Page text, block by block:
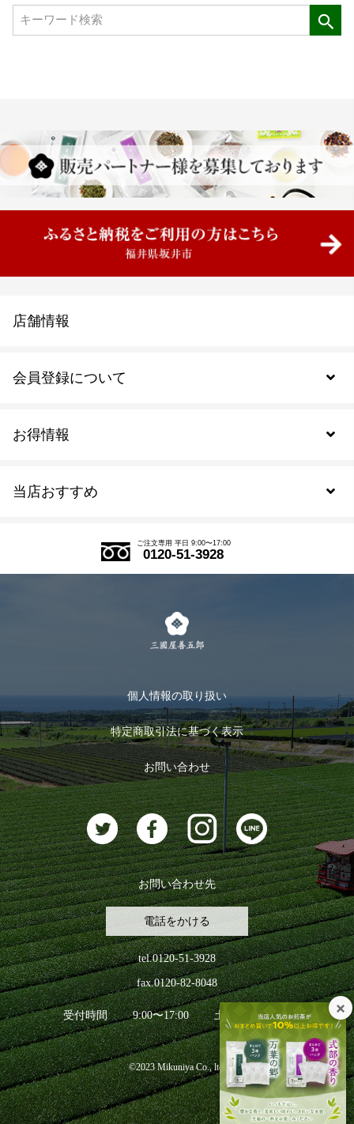
当店おすすめ
式部の香りシリーズ
お茶のギフト
おすすめのお茶
お茶に合うスイーツ
お得情報
会員登録について
会員規約について
ログイン
ログアウト
店舗情報
ご注文専用 平日 9:00〜17:00
0120-51-3928
個人情報の取り扱い
特定商取引法に基づく表示
お問い合わせ
お問い合わせ先
電話をかける
tel.0120-51-3928
fax.0120-82-8048
受付時間 9:00〜17:00 土日祝日を除く
©2023 Mikuniya Co., ltd.